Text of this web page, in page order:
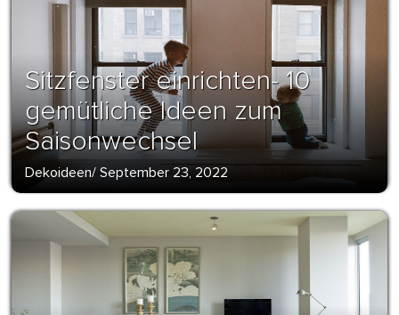
Sitzfenster einrichten- 10
gemütliche Ideen zum
Saisonwechsel
Dekoideen/ September 23, 2022